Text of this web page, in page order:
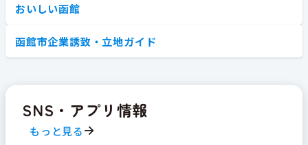
おいしい函館
函館市企業誘致・立地ガイド
SNS・アプリ情報
もっと見る